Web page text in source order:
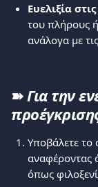
Ευελιξία
του πλήρους
ανάλογα με
➽ Για την
Υποβάλετε το
αναφέροντας
όπως